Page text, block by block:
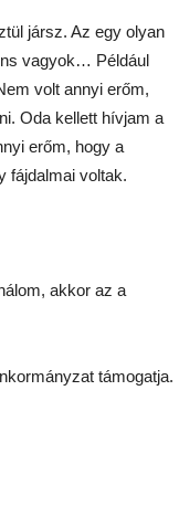
jársz. Az egy olyan
vagyok… Például
volt annyi erőm,
Oda kellett hívjam a
erőm, hogy a
fájdalmai voltak.
akkor az a
támogatja.